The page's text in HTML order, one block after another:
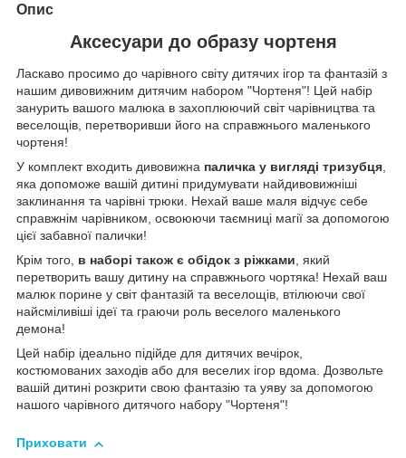
Опис
Аксесуари до образу чортеня
Ласкаво просимо до чарівного світу дитячих ігор та фантазій з
нашим дивовижним дитячим набором "Чортеня"! Цей набір
занурить вашого малюка в захоплюючий світ чарівництва та
веселощів, перетворивши його на справжнього маленького
чортеня!
У комплект входить дивовижна паличка у вигляді тризубця,
яка допоможе вашій дитині придумувати найдивовижніші
заклинання та чарівні трюки. Нехай ваше маля відчує себе
справжнім чарівником, освоюючи таємниці магії за допомогою
цієї забавної палички!
Крім того, в наборі також є обідок з ріжками, який
перетворить вашу дитину на справжнього чортяка! Нехай ваш
малюк порине у світ фантазій та веселощів, втілюючи свої
найсміливіші ідеї та граючи роль веселого маленького
демона!
Цей набір ідеально підійде для дитячих вечірок,
костюмованих заходів або для веселих ігор вдома. Дозвольте
вашій дитині розкрити свою фантазію та уяву за допомогою
нашого чарівного дитячого набору "Чортеня"!
Приховати